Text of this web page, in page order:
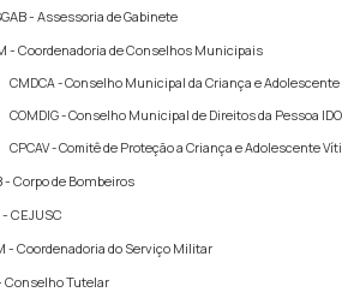
-Assessoria de Gabinete
-Coordenadoria de Conselhos Municipais
CMDCA -Conselho Municipal da Criança e Adolescente
COMDIG -Conselho Municipal de Direitos da Pessoa
CPCAV -Comitê de Proteção a Criança e Adolescente
-Corpo de Bombeiros
- CEJUSC
-Coordenadoria do Serviço Militar
Conselho Tutelar